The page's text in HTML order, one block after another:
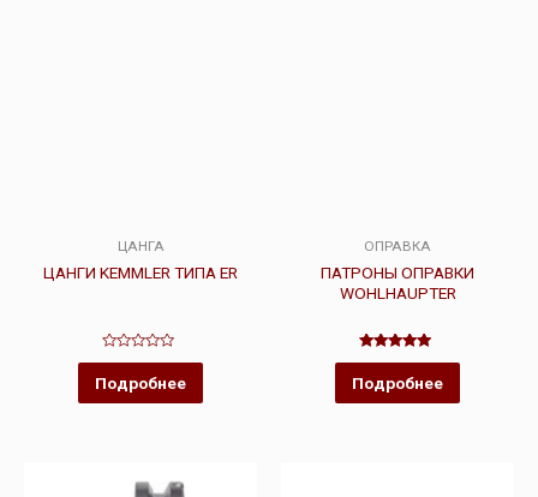
ЦАНГА
ЦАНГИ KEMMLER ТИПА ER
Оценка
из
5
Подробнее
ОПРАВКА
ПАТРОНЫ ОПРАВКИ
WOHLHAUPTER
Оценка
5.00
из 5
Подробнее